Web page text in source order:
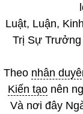
Luật, Luận, Kinh
Trị Sự Trưởng
Theo nhân
Kiến tạonên
Và nơi đây